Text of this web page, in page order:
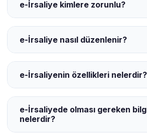
e-İrsaliye kimlere zorunlu?
e-İrsaliye nasıl düzenlenir?
e-İrsaliyenin özellikleri nelerdir?
e-İrsaliyede olması gereken
nelerdir?